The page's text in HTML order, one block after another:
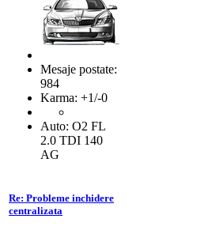
Mesaje postate:
984
Karma: +1/-0
Auto: O2 FL
2.0 TDI 140
AG
Re: Probleme inchidere
centralizata